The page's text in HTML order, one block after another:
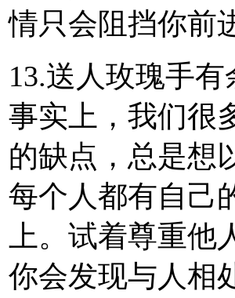
情只会阻挡你前
13.送人玫瑰手
事实上，我们很
的缺点，总是想
每个人都有自己
上。试着尊重
你会发现与人相